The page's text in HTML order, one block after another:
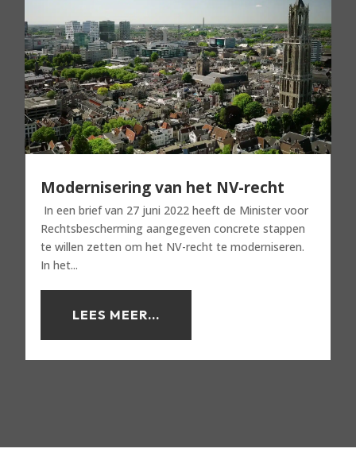
Modernisering van het NV-recht
In een brief van 27 juni 2022 heeft de Minister voor
Rechtsbescherming aangegeven concrete stappen
te willen zetten om het NV-recht te moderniseren.
In het...
LEES MEER...